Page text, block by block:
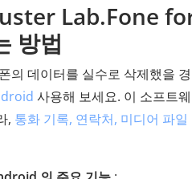
Lab.Fone
방법
의 데이터를 실수로 삭제했을
사용해 보세요. 이 소프트
, 통화 기록, 연락처, 미디어 파